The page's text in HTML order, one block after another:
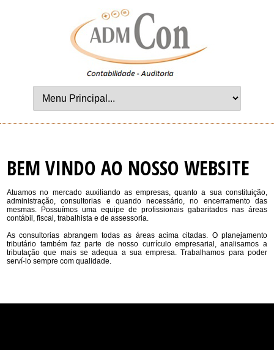
BEM VINDO AO NOSSO WEBSITE
Atuamos no mercado auxiliando as empresas, quanto a sua constituição,
administração, consultorias e quando necessário, no encerramento das
mesmas. Possuímos uma equipe de profissionais gabaritados nas áreas
contábil, fiscal, trabalhista e de assessoria.
As consultorias abrangem todas as áreas acima citadas. O planejamento
tributário também faz parte de nosso currículo empresarial, analisamos a
tributação que mais se adequa a sua empresa. Trabalhamos para poder
serví-lo sempre com qualidade.
CÁLCULOS DE IMPOSTOS
Cálculos financeiros, Cálculos variados, Cálculos de
ICMS, Cálculo dos Impostos Federais do Sicalc On-
line, Acréscimos Legais...